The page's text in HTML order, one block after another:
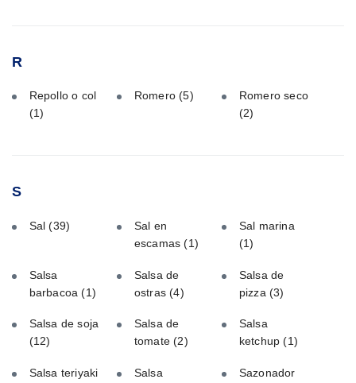
R
Repollo o col
(1)
Romero(5)
Romero seco
(2)
S
Sal(39)
Sal en
escamas(1)
Sal marina
(1)
Salsa
barbacoa(1)
Salsa de
ostras(4)
Salsa de
pizza(3)
Salsa de soja
(12)
Salsa de
tomate(2)
Salsa
ketchup(1)
Salsa teriyaki
Salsa
Sazonador